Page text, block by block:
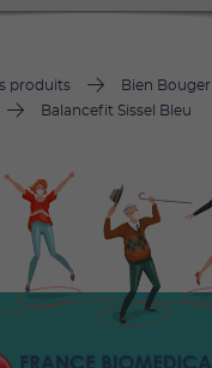
produits Bien Bouger
Balancefit Sissel Bleu